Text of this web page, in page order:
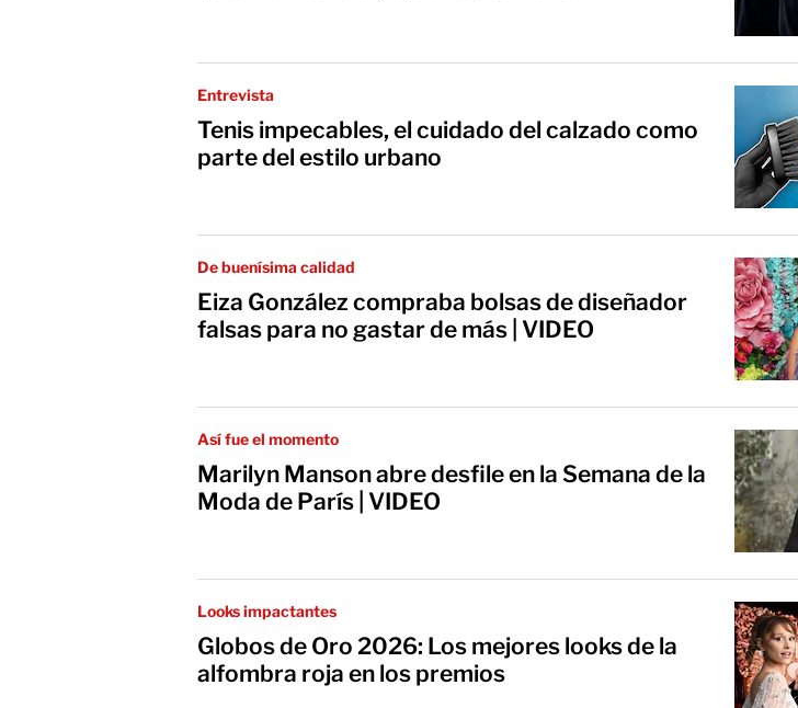
Entrevista
Tenis impecables, el cuidado del calzado como
parte del estilo urbano
De buenísima calidad
Eiza González compraba bolsas de diseñador
falsas para no gastar de más | VIDEO
Así fue el momento
Marilyn Manson abre desfile en la Semana de la
Moda de París | VIDEO
Looks impactantes
Globos de Oro 2026: Los mejores looks de la
alfombra roja en los premios